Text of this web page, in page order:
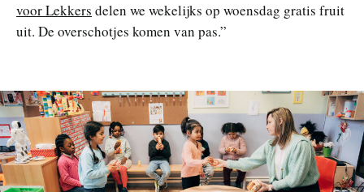
voor Lekkers delen we wekelijks op woensdag gratis fruit
uit. De overschotjes komen van pas.”